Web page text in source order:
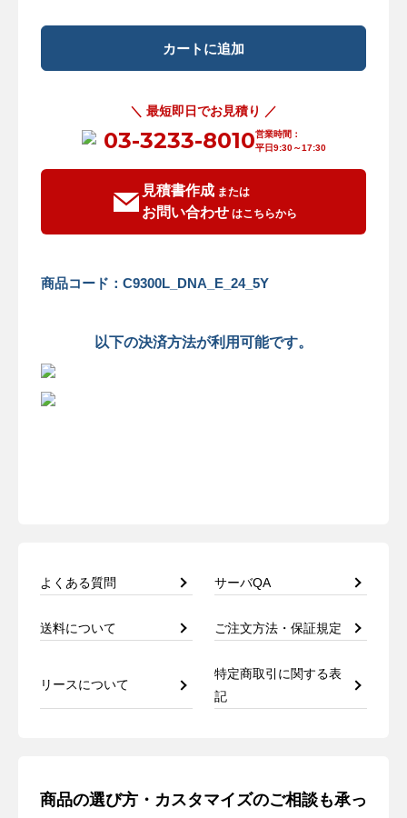
＼ 最短即日でお見積り ／
03-3233-8010営業時間：
平日9:30～17:30
見積書作成または
お問い合わせはこちらから
商品コード：C9300L_DNA_E_24_5Y
以下の決済方法が利用可能です。
よくある質問 サーバQA
送料について ご注文方法・保証規定
リースについて
特定商取引に関する表
記
商品の選び方・カスタマイズのご相談も承っ